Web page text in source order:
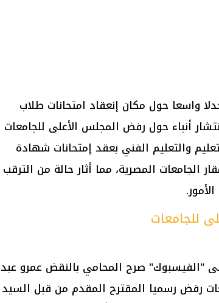
واسعا حول مكان إنعقاد امتحانات طلاب
وذلك عقب انتشار أنباء حول رفض المجلس الأعلى للجامعات
والتعليم الفني بعقد إمتحانات شهادة
العامة 2025 داخل مقار الجامعات المصرية، مما أثار حالة من الترقب
للجامعات
"الفيسبوك" صرح المحامي بالنقض عمرو عبد
رفض رسميا المقترح المقدم من قبل السيد